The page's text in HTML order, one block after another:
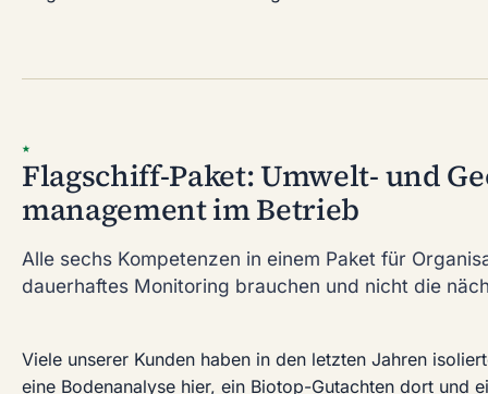
★
Flagschiff-Paket: Umwelt- und
management im Betrieb
Alle sechs Kompetenzen in einem Paket für
dauerhaftes Monitoring brauchen und nicht die
Viele unserer Kunden haben in den letzten Jahren
eine Bodenanalyse hier, ein Biotop-Gutachten dort und